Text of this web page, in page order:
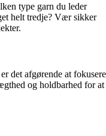
type garn du leder
helt tredje? Vær sikker
det afgørende at fokusere
og holdbarhed for at